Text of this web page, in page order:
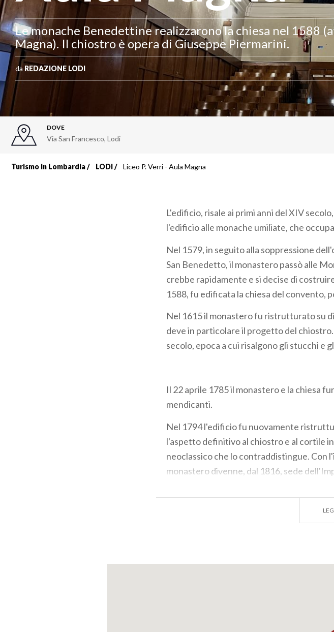
Le monache Benedettine realizzarono la chiesa nel 1588
Magna). Il chiostro è opera di Giuseppe Piermarini.
da REDAZIONE LODI
DOVE
Via San Francesco, Lodi
Turismo in Lombardia LODI Liceo P. Verri - Aula Magna
L'edificio, risale ai primi anni del XIV
l'edificio alle monache umiliate, che
Nel 1579, in seguito alla soppressione
San Benedetto, il monastero passò alle
crebbe rapidamente e si decise di
1588, fu edificata la chiesa del convento,
Nel 1615 il monastero fu ristrutturato su
deve in particolare il progetto del
secolo, epoca a cui risalgono gli stucchi e
Il 22 aprile 1785 il monastero e la chiesa
mendicanti.
Nel 1794 l'edificio fu nuovamente
l'aspetto definitivo al chiostro e al cortile
neoclassico che lo contraddistingue. Con
monastero divenne, dal 1816, sede
sede della sottoprefettura del circondario
"Novecento, nel 1932 ricevette l'incarico
Muzio fino all'anno 2000. Tra il 2000 e il